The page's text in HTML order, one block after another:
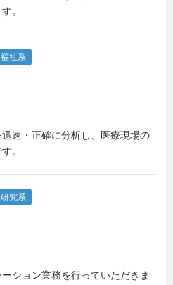
。
祉系
速・正確に分析し、医療現場の
。
究系
ション業務を行っていただきま